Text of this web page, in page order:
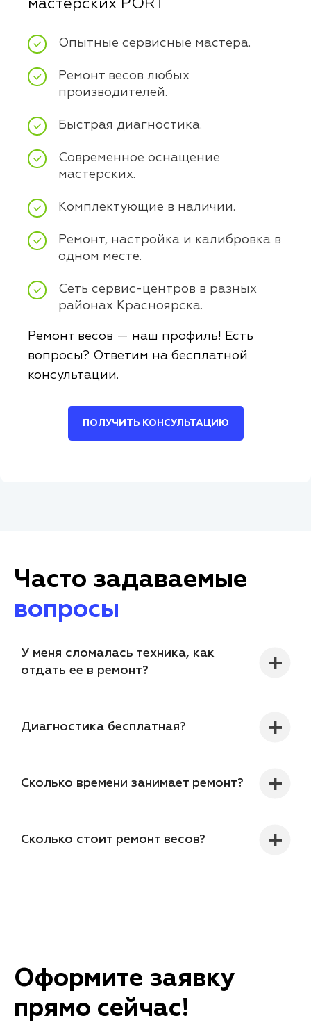
мастерских PORT
Опытные сервисные мастера.
Ремонт весов любых
производителей.
Быстрая диагностика.
Современное оснащение
мастерских.
Комплектующие в наличии.
Ремонт, настройка и калибровка в
одном месте.
Сеть сервис-центров в разных
районах Красноярска.
Ремонт весов — наш профиль! Есть
вопросы? Ответим на бесплатной
консультации.
ПОЛУЧИТЬ КОНСУЛЬТАЦИЮ
Часто задаваемые
вопросы
У меня сломалась техника, как
отдать ее в ремонт?
Диагностика бесплатная?
Сколько времени занимает ремонт?
Сколько стоит ремонт весов?
Оформите заявку
прямо сейчас!